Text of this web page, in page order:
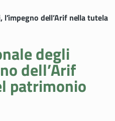
dell’Arif nella tutela
degli
dell’Arif
patrimonio